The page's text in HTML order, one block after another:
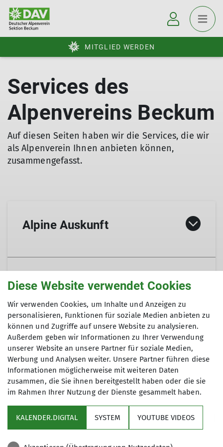
MITGLIED WERDEN
Services des
Alpenvereins Beckum
Auf diesen Seiten haben wir die Services, die wir
als Alpenverein Ihnen anbieten können,
zusammengefasst.
Alpine Auskunft
Rettung und Information in den Alpen
Stets aktuelle Telefonnummern und
Service-Seiten des Hauptverbands zu finden:
Bergrettung & Alpine Auskunftsstellen
Lawinenlageberichte
Alpine Wetterberichte
Mein.Alpenverein
Mein.Alpenverein ist der neue Mitglieder-Self-
Service des Alpenvereins. Hier können Sie Ihre
persönlichen Daten nach einer einmaligen
Registrierung selbst pflegen. Hierzu gehören z.
B. Ihre Adresse, Ihre Telefonnummer, Ihre E-
Mail-Adresse, Ihre Kontonummer oder wie Sie
Mein.Alpenverein können Sie unter folgendem
Link erreichenMein.Alpenverein.deoder über
Sektionsbücherei
Die Sektion Beckum besitzt eine umfangreiche
Sammlung an Wanderführern in und außerhalb
der Alpen sowie zu Literatur zu allen alpinen
Sportarten. Unsere Sektionsbücherei wird in
derStadtbücherei Neubeckumgeführt. Gegen
Vorlage des DAV-Mitgliedsausweises erhalten
Versicherungsschutz
Diese Website verwendet Cookies
Wir verwenden Cookies, um Inhalte und Anzeigen zu
personalisieren, Funktionen für soziale Medien anbieten zu
können und Zugriffe auf unsere Website zu analysieren.
Außerdem geben wir Informationen zu Ihrer Verwendung
unserer Website an unsere Partner für soziale Medien,
Werbung und Analysen weiter. Unsere Partner führen diese
Informationen möglicherweise mit weiteren Daten
zusammen, die Sie ihnen bereitgestellt haben oder die sie
im Rahmen Ihrer Nutzung der Dienste gesammelt haben.
KALENDER.DIGITAL SYSTEM YOUTUBE VIDEOS